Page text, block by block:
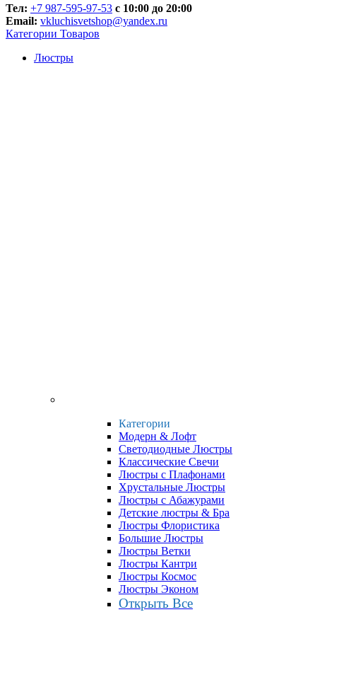
Тел: +7 987-595-97-53 с 10:00 до 20:00
Email: vkluchisvetshop@yandex.ru
Категории Товаров
Люстры
Категории
Модерн & Лофт
Светодиодные Люстры
Классические Свечи
Люстры с Плафонами
Хрустальные Люстры
Люстры с Абажурами
Детские люстры & Бра
Люстры Флористика
Большие Люстры
Люстры Ветки
Люстры Кантри
Люстры Космос
Люстры Эконом
Открыть Все